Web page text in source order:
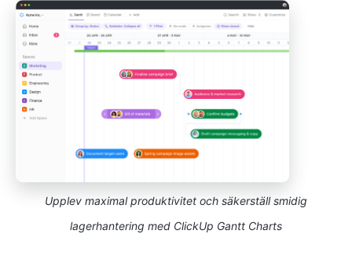
Upplev maximal produktivitet och säkerställ smidig
lagerhantering med ClickUp Gantt Charts